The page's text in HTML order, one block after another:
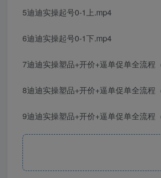
5迪迪实操起号0-1上.mp4
6迪迪实操起号0-1下.mp4
7迪迪实操塑品+开价+逼单促单全流程
8迪迪实操塑品+开价+逼单促单全流程
9迪迪实操塑品+开价+逼单促单全流程